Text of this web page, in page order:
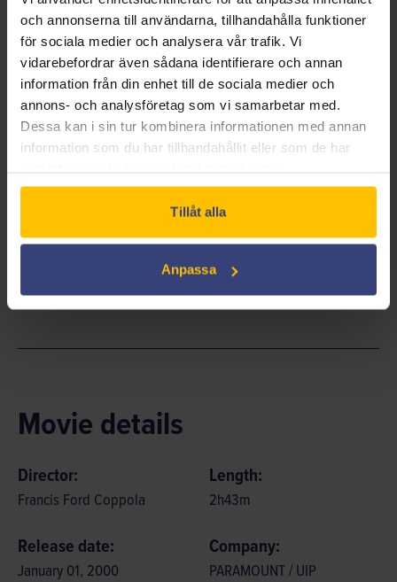
och annonserna till användarna, tillhandahålla funktioner
för sociala medier och analysera vår trafik. Vi
vidarebefordrar även sådana identifierare och annan
information från din enhet till de sociala medier och
annons- och analysföretag som vi samarbetar med.
Dessa kan i sin tur kombinera informationen med annan
information som du har tillhandahållit eller som de har
Tillåt alla
Anpassa
hans brorson Vincent, som hotar att förvandla Michaels
dröm om respekt och anseende till ett blodigt inferno!
DRAMA
Included in the Swedish Film License*:Yes
DCP** for school cinema: No
Movie details
Director:
Francis Ford Coppola
Length:
2h43m
Release date:
January 01, 2000
Company:
PARAMOUNT / UIP